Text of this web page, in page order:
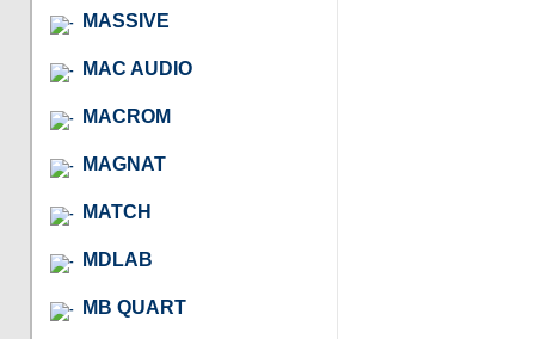
MASSIVE
MAC AUDIO
MACROM
MAGNAT
MATCH
MDLAB
MB QUART